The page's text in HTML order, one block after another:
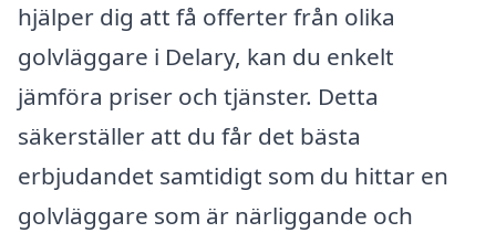
hjälper dig att få offerter från olika
golvläggare i Delary, kan du enkelt
jämföra priser och tjänster. Detta
säkerställer att du får det bästa
erbjudandet samtidigt som du hittar en
golvläggare som är närliggande och